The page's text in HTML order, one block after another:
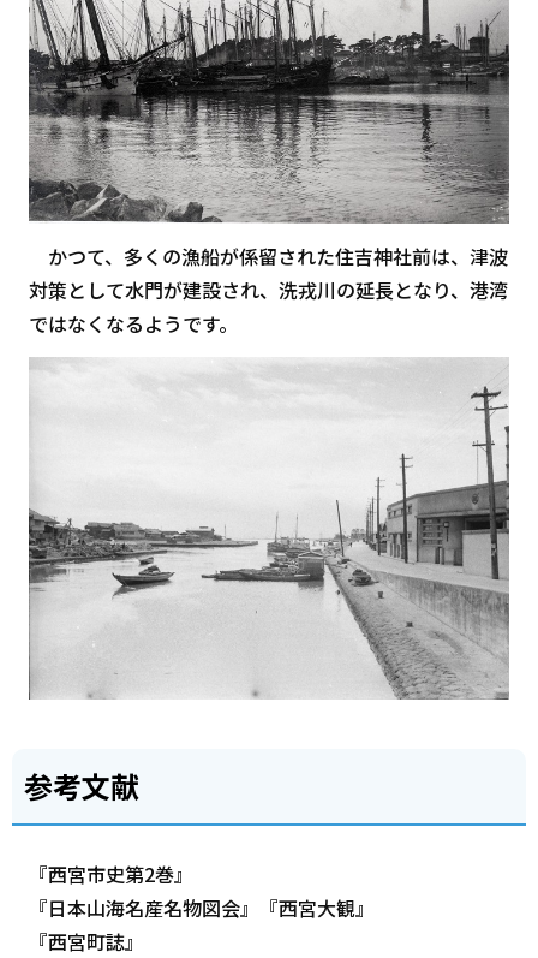
かつて、多くの漁船が係留された住吉神社前は、津波
対策として水門が建設され、洗戎川の延長となり、港湾
ではなくなるようです。
参考文献
『西宮市史第2巻』
『日本山海名産名物図会』『西宮大観』
『西宮町誌』